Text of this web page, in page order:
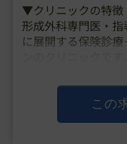
▼クリニックの特徴
形成外科専門医・
に展開する保険診
いやすい価格設定
くりを行い、都内
のある人気クリニ
この